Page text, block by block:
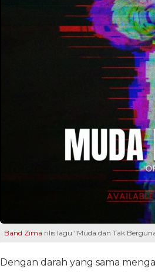
Band Zima rilis lagu "Muda dan Tak
Dengan darah yang sama